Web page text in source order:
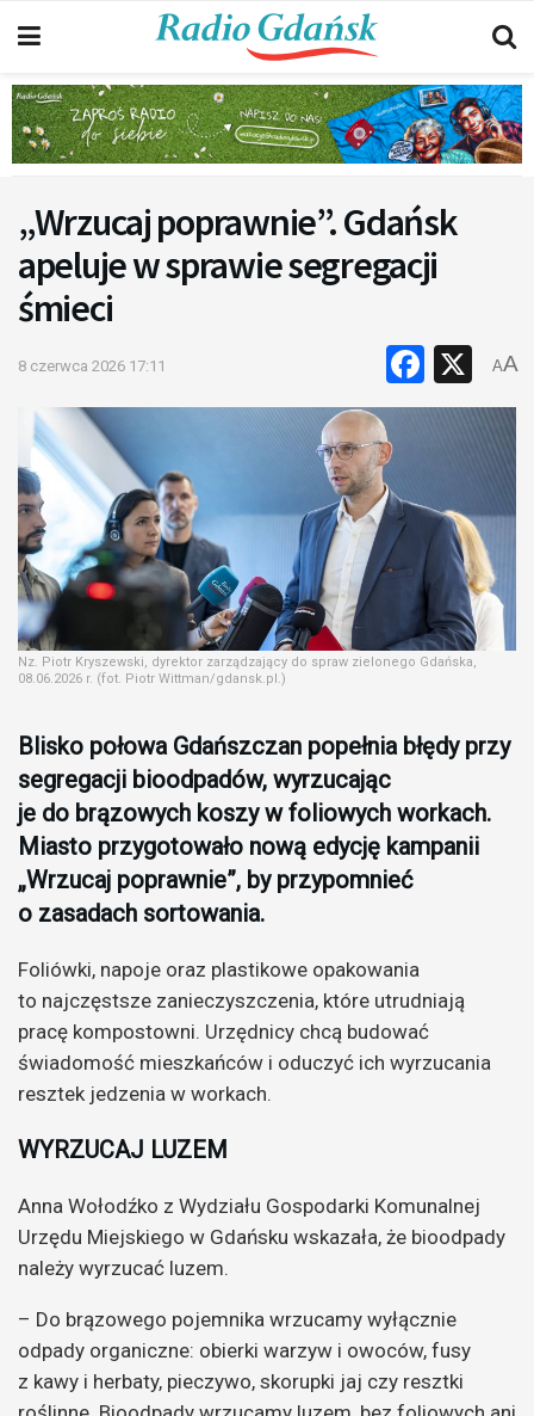
„Wrzucaj poprawnie”. Gdańsk
apeluje w sprawie segregacji
śmieci
8 czerwca 2026 17:11 X
AA
Nz. Piotr Kryszewski, dyrektor zarządzający do spraw zielonego Gdańska,
08.06.2026 r. (fot. Piotr Wittman/gdansk.pl.)
Blisko połowa Gdańszczan popełnia błędy przy
segregacji bioodpadów, wyrzucając
je do brązowych koszy w foliowych workach.
Miasto przygotowało nową edycję kampanii
„Wrzucaj poprawnie”, by przypomnieć
o zasadach sortowania.
Foliówki, napoje oraz plastikowe opakowania
to najczęstsze zanieczyszczenia, które utrudniają
pracę kompostowni. Urzędnicy chcą budować
świadomość mieszkańców i oduczyć ich wyrzucania
resztek jedzenia w workach.
WYRZUCAJ LUZEM
Anna Wołodźko z Wydziału Gospodarki Komunalnej
Urzędu Miejskiego w Gdańsku wskazała, że bioodpady
należy wyrzucać luzem.
– Do brązowego pojemnika wrzucamy wyłącznie
odpady organiczne: obierki warzyw i owoców, fusy
z kawy i herbaty, pieczywo, skorupki jaj czy resztki